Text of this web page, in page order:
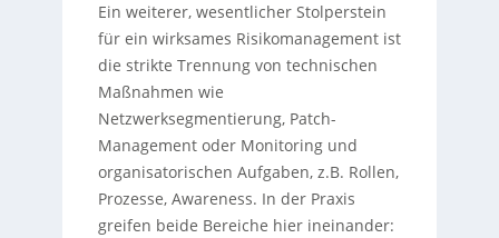
Ein weiterer, wesentlicher Stolperstein
für ein wirksames Risikomanagement ist
die strikte Trennung von technischen
Maßnahmen wie
Netzwerksegmentierung, Patch-
Management oder Monitoring und
organisatorischen Aufgaben, z.B. Rollen,
Prozesse, Awareness. In der Praxis
greifen beide Bereiche hier ineinander: